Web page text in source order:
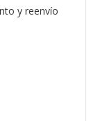
y reenvío